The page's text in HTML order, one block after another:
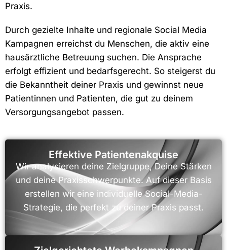
Praxis.
Durch gezielte Inhalte und regionale Social Media
Kampagnen erreichst du Menschen, die aktiv eine
hausärztliche Betreuung suchen. Die Ansprache
erfolgt effizient und bedarfsgerecht. So steigerst du
die Bekanntheit deiner Praxis und gewinnst neue
Patientinnen und Patienten, die gut zu deinem
Versorgungsangebot passen.
Effektive Patientenakquise
Wir analysieren deine Zielgruppe, Deine Stärken
und deine Praxisschwerpunkte. Auf dieser Basis
erstellen wir eine individuelle Social-Media-
Strategie, die perfekt zu deiner Praxis passt.